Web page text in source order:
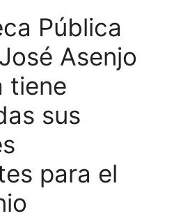
Pública
Asenjo
tiene
sus
para el